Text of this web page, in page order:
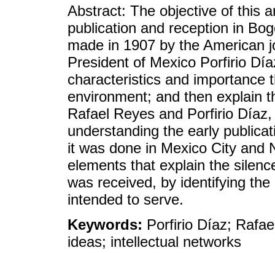
Abstract: The objective of this
publication and reception in
made in 1907 by the American
President of Mexico Porfirio
characteristics and importance
environment; and then explain
Rafael Reyes and Porfirio
understanding the early
it was done in Mexico City and
elements that explain the
was received, by identifying
intended to serve.
Keywords: Porfirio Díaz;
ideas; intellectual networks